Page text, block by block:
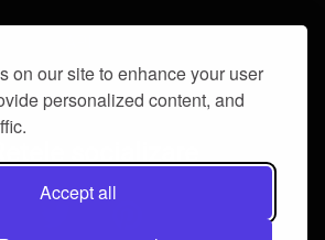
on our site to enhance your user
personalized content, and
Accept all
Contacteaza-ne